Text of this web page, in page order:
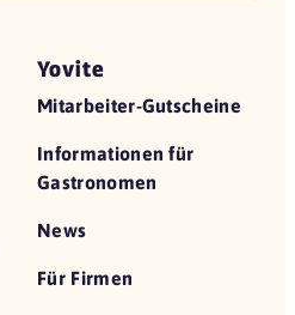
Yovite
Mitarbeiter-Gutscheine
Informationen für
Gastronomen
News
Für Firmen